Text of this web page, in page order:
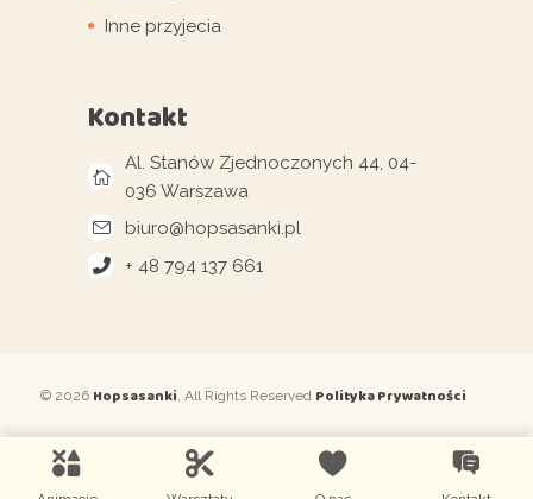
Inne przyjecia
Kontakt
Al. Stanów Zjednoczonych 44, 04-
036 Warszawa
biuro@hopsasanki.pl
+ 48 794 137 661
© 2026 Hopsasanki, All Rights Reserved Polityka Prywatności